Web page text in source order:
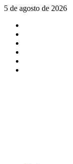
Saltar
contenido
5 de agosto de 2026